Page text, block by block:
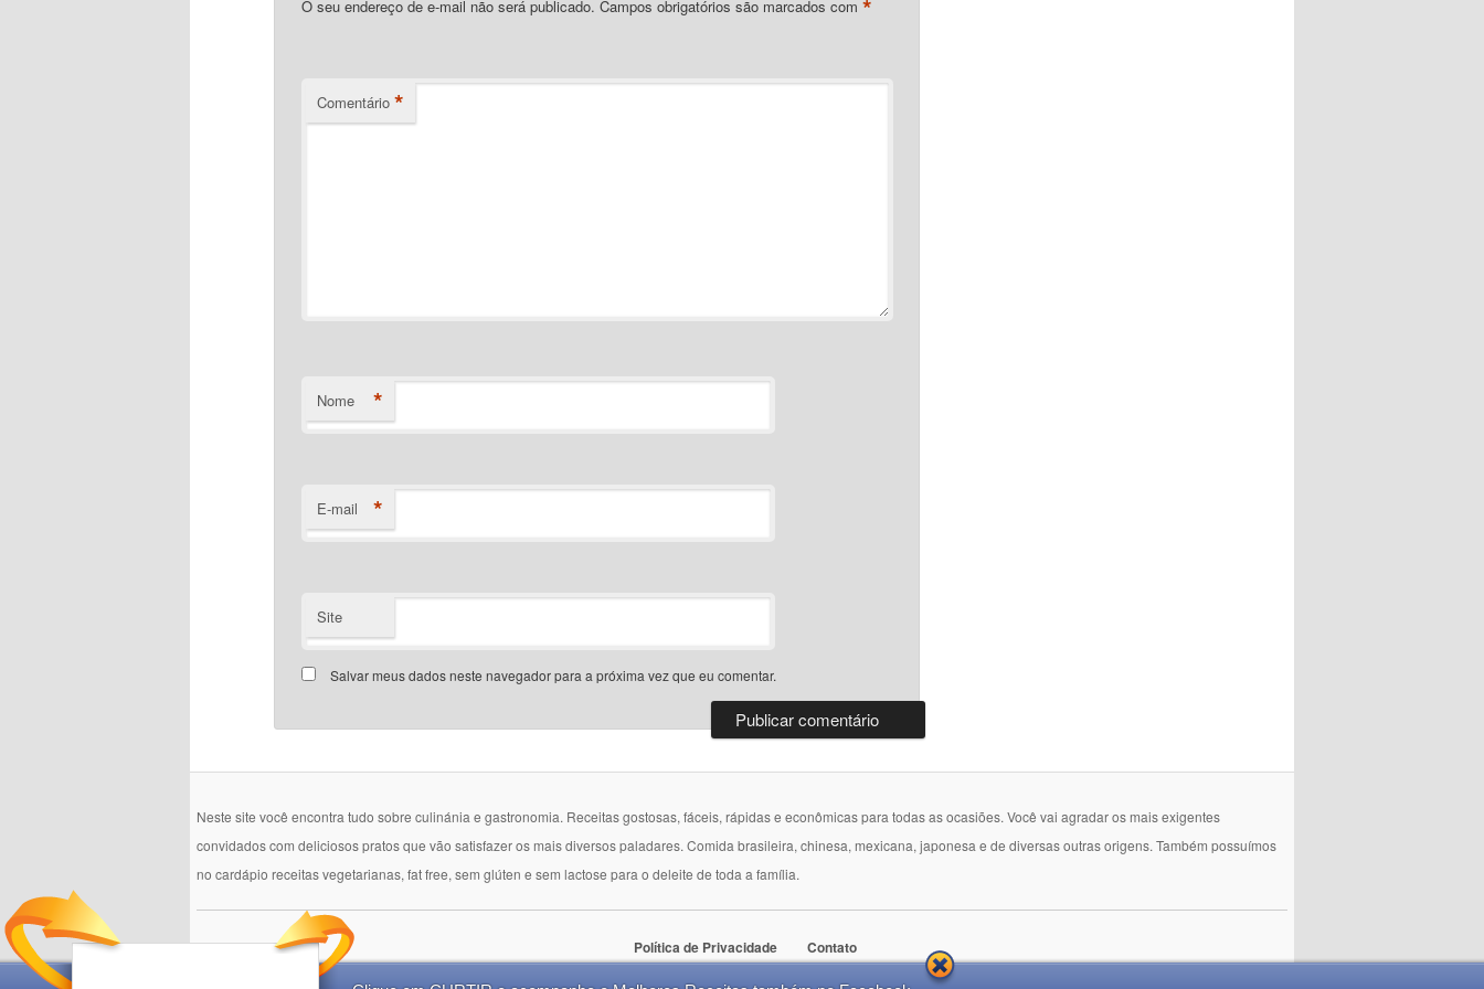
O seu endereço de e-mail não será publicado. Campos obrigatórios são marcados com*
Comentário *
Nome *
E-mail *
Site
Salvar meus dados neste navegador para a próxima vez que eu comentar.
Neste site você encontra tudo sobre culinánia e gastronomia. Receitas gostosas, fáceis, rápidas e econômicas para todas as ocasiões. Você vai agradar os mais exigentes
convidados com deliciosos pratos que vão satisfazer os mais diversos paladares. Comida brasileira, chinesa, mexicana, japonesa e de diversas outras origens. Também possuímos
no cardápio receitas vegetarianas, fat free, sem glúten e sem lactose para o deleite de toda a família.
Política de Privacidade Contato